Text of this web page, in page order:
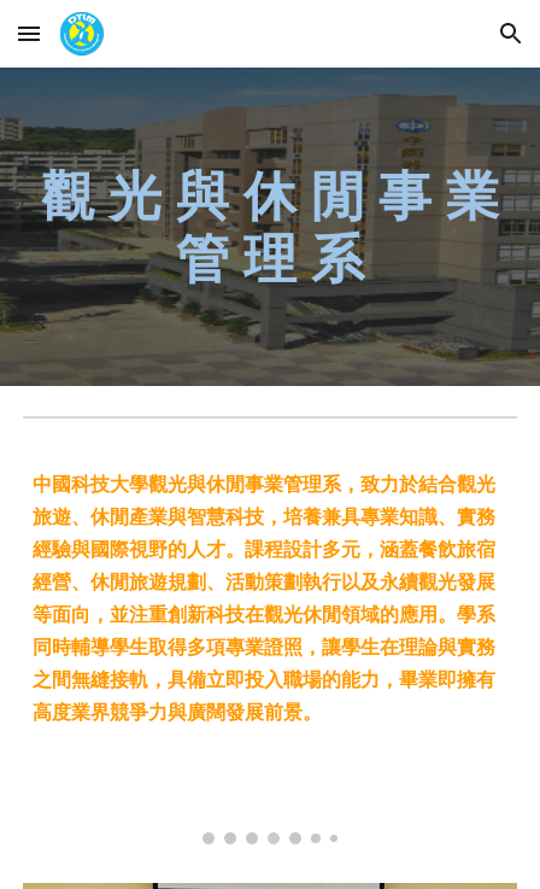
Skip to main content Skip to navigation
觀 光 與 休 閒 事 業
管 理 系
中國科技大學觀光與休閒事業管理系，致力於結合觀光
旅遊、休閒產業與智慧科技，培養兼具專業知識、實務
經驗與國際視野的人才。課程設計多元，涵蓋餐飲旅宿
經營、休閒旅遊規劃、活動策劃執行以及永續觀光發展
等面向，並注重創新科技在觀光休閒領域的應用。學系
同時輔導學生取得多項專業證照，讓學生在理論與實務
之間無縫接軌，具備立即投入職場的能力，畢業即擁有
高度業界競爭力與廣闊發展前景。